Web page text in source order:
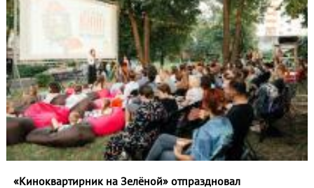
«Киноквартирник на Зелёной» отпраздновал